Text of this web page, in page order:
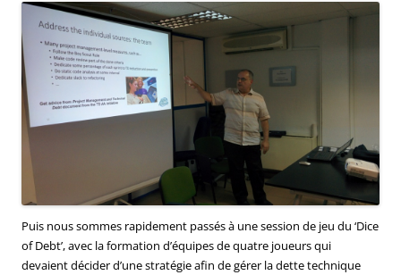
Puis nous sommes rapidement passés à une session de jeu du ‘Dice
of Debt’, avec la formation d’équipes de quatre joueurs qui
devaient décider d’une stratégie afin de gérer la dette technique